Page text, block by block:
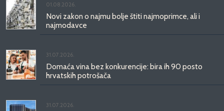
01.08.2026.
Novi zakon o najmu bolje štiti najmoprimce, ali i
najmodavce
31.07.2026.
Domaća vina bez konkurencije: bira ih 90 posto
hrvatskih potrošača
31.07.2026.